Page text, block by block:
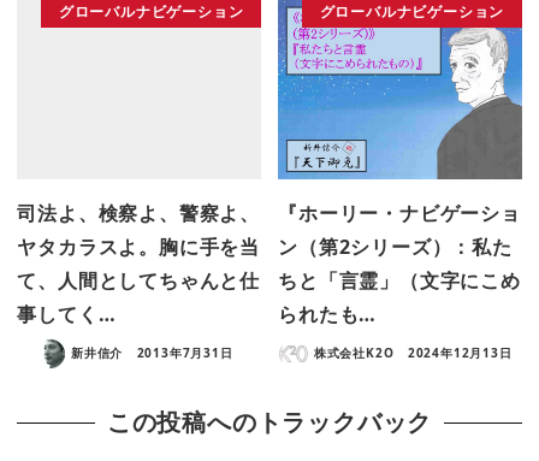
グローバルナビゲーション
司法よ、検察よ、警察よ、
ヤタカラスよ。胸に手を当
て、人間としてちゃんと仕
事してく…
新井信介 2013年7月31日
グローバルナビゲーション
『ホーリー・ナビゲーショ
ン（第2シリーズ）：私た
ちと「言霊」（文字にこめ
られたも…
株式会社K2O 2024年12月13日
この投稿へのトラックバック